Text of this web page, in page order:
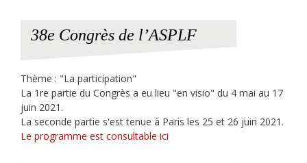
38e Congrès de l’ASPLF
Thème : "La participation"
La 1re partie du Congrès a eu lieu "en visio" du 4 mai au 17
juin 2021.
La seconde partie s'est tenue à Paris les 25 et 26 juin 2021.
Le programme est consultable ici